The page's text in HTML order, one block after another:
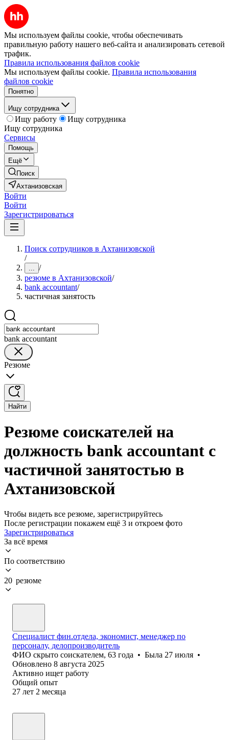
Мы используем файлы cookie, чтобы обеспечивать
правильную работу нашего веб-сайта и анализировать сетевой
трафик.
Правила использования файлов cookie
Мы используем файлы cookie. Правила использования
файлов cookie
Понятно
Ищу сотрудника
Ищу работу
Ищу сотрудника
Ищу сотрудника
Сервисы
Помощь
Ещё
Поиск
Ахтанизовская
Войти
Войти
Зарегистрироваться
Поиск сотрудников в Ахтанизовской
/
... /
резюме в Ахтанизовской/
bank accountant/
частичная занятость
bank accountant
Резюме
Найти
Резюме соискателей на
должность bank accountant с
частичной занятостью в
Ахтанизовской
Чтобы видеть все резюме, зарегистрируйтесь
После регистрации покажем ещё 3 и откроем фото
Зарегистрироваться
За всё время
По соответствию
20 резюме
Специалист фин.отдела, экономист, менеджер по
персоналу, делопроизводитель
ФИО скрыто соискателем, 63 года • Была 27 июля •
Обновлено 8 августа 2025
Активно ищет работу
Общий опыт
27 лет 2 месяца